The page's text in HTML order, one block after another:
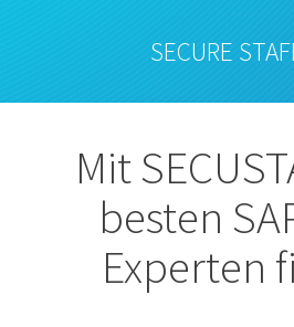
SECURE
Mit
besten
Experten